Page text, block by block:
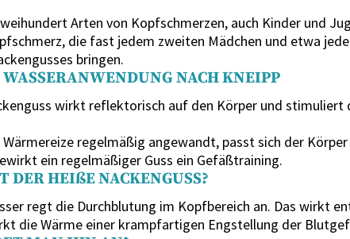
Arten von Kopfschmerzen, auch Kinder und
die fast jedem zweiten Mädchen und etwa
bringen.
NACH KNEIPP
wirkt reflektorisch auf den Körper und
Wärmereize regelmäßig angewandt, passt sich der
ein regelmäßiger Guss ein Gefäßtraining.
DER HEIßE NACKENGUSS?
regt die Durchblutung im Kopfbereich an. Das wirkt
die Wärme einer krampfartigen Engstellung der